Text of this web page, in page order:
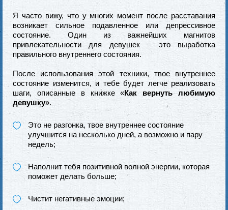
Я часто вижу, что у многих момент после расставания
возникает сильное подавленное или депрессивное
состояние. Один из важнейших магнитов
привлекательности для девушек – это выработка
правильного внутреннего состояния.
После использования этой техники, твое внутреннее
состояние изменится, и тебе будет легче реализовать
шаги, описанные в книжке «Как вернуть любимую
девушку».
Это не разгонка, твое внутреннее состояние
улучшится на несколько дней, а возможно и пару
недель;
Наполнит тебя позитивной волной энергии, которая
поможет делать больше;
Чистит негативные эмоции;